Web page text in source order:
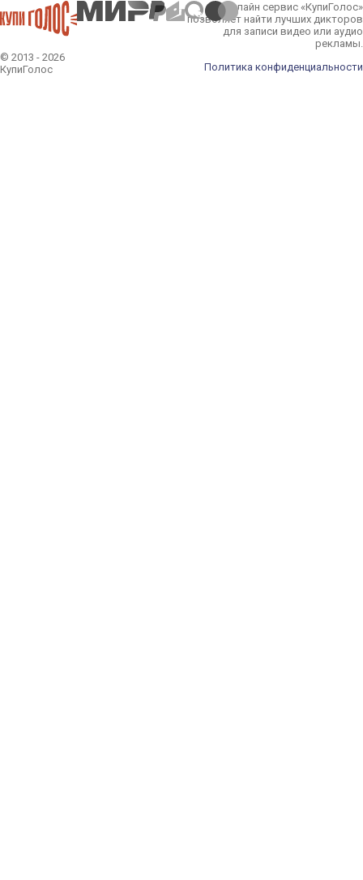
© 2013 - 2026
КупиГолос
Онлайн сервис «КупиГолос»
позволяет найти лучших дикторов
для записи видео или аудио
рекламы.
Политика конфиденциальности